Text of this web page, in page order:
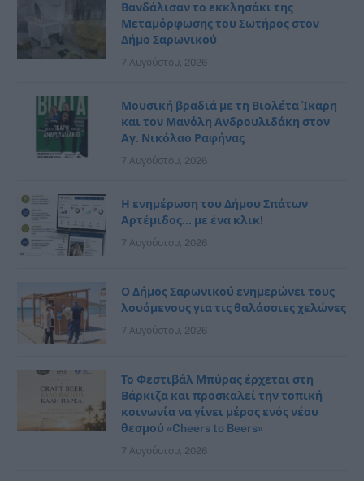
Βανδάλισαν το εκκλησάκι της
Μεταμόρφωσης του Σωτήρος στον
Δήμο Σαρωνικού
7 Αυγούστου, 2026
Μουσική βραδιά με τη Βιολέτα Ίκαρη
και τον Μανόλη Ανδρουλιδάκη στον
Αγ. Νικόλαο Ραφήνας
7 Αυγούστου, 2026
Η ενημέρωση του Δήμου Σπάτων
Αρτέμιδος… με ένα κλικ!
7 Αυγούστου, 2026
Ο Δήμος Σαρωνικού ενημερώνει τους
λουόμενους για τις θαλάσσιες χελώνες
7 Αυγούστου, 2026
Το Φεστιβάλ Μπύρας έρχεται στη
Βάρκιζα και προσκαλεί την τοπική
κοινωνία να γίνει μέρος ενός νέου
θεσμού «Cheers to Beers»
7 Αυγούστου, 2026